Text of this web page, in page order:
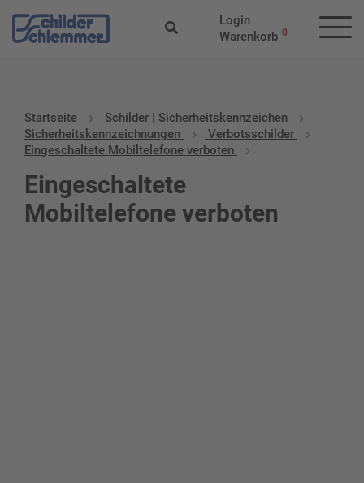
Login
Warenkorb 0
Startseite
Schilder | Sicherheitskennzeichen
Sicherheitskennzeichnungen
Verbotsschilder
Eingeschaltete Mobiltelefone verboten
Eingeschaltete
Mobiltelefone verboten